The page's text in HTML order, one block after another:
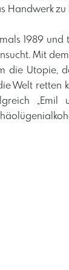
Handwerk zu
1989
Mit
die Utopie,
Welt retten
„Emil